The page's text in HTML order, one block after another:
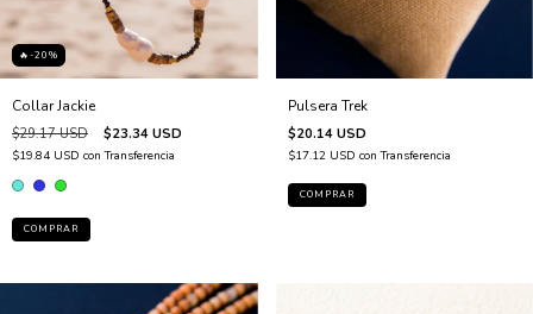
🔥-20%
Collar Jackie
$29.17 USD $23.34 USD
$19.84 USD con Transferencia
COMPRAR
Pulsera Trek
$20.14 USD
$17.12 USD con Transferencia